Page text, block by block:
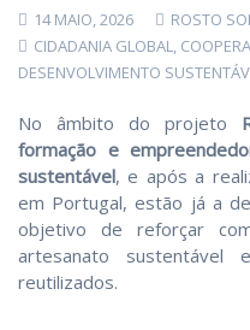
14 MAIO, 2026
ROSTO
CIDADANIA GLOBAL,
DESENVOLVIMENTO
No âmbito do projeto
formação e
sustentável, e após a
em Portugal, estão já a
objetivo de reforçar
artesanato sustentável
reutilizados.